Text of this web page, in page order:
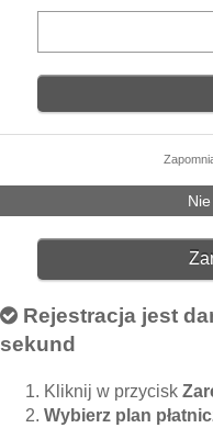
Rejestracja jest
sekund
Kliknij w przycisk
Wybierz plan